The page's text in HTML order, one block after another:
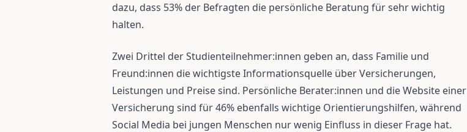
dazu, dass 53% der Befragten die persönliche Beratung für sehr wichtig
halten.
Zwei Drittel der Studienteilnehmer:innen geben an, dass Familie und
Freund:innen die wichtigste Informationsquelle über Versicherungen,
Leistungen und Preise sind. Persönliche Berater:innen und die Website einer
Versicherung sind für 46% ebenfalls wichtige Orientierungshilfen, während
Social Media bei jungen Menschen nur wenig Einfluss in dieser Frage hat.